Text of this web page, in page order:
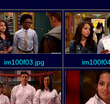
im100f03.jpg